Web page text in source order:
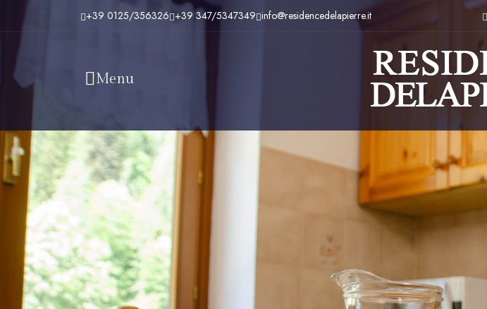
+39 0125/356326 +39 347/5347349 info@residencedelapierre.it
Menu